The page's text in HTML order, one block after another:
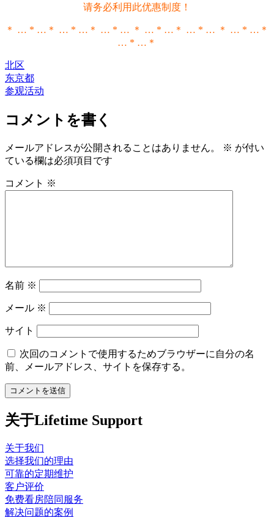
请务必利用此优惠制度！
＊ … * …＊ … * …＊ … * … ＊ … * …＊ … * … ＊ … * …＊
… * …＊
北区
东京都
参观活动
コメントを書く
メールアドレスが公開されることはありません。 ※ が付い
ている欄は必須項目です
コメント ※
名前 ※
メール ※
サイト
次回のコメントで使用するためブラウザーに自分の名
前、メールアドレス、サイトを保存する。
关于Lifetime Support
关于我们
选择我们的理由
可靠的定期维护
客户评价
免费看房陪同服务
解决问题的案例